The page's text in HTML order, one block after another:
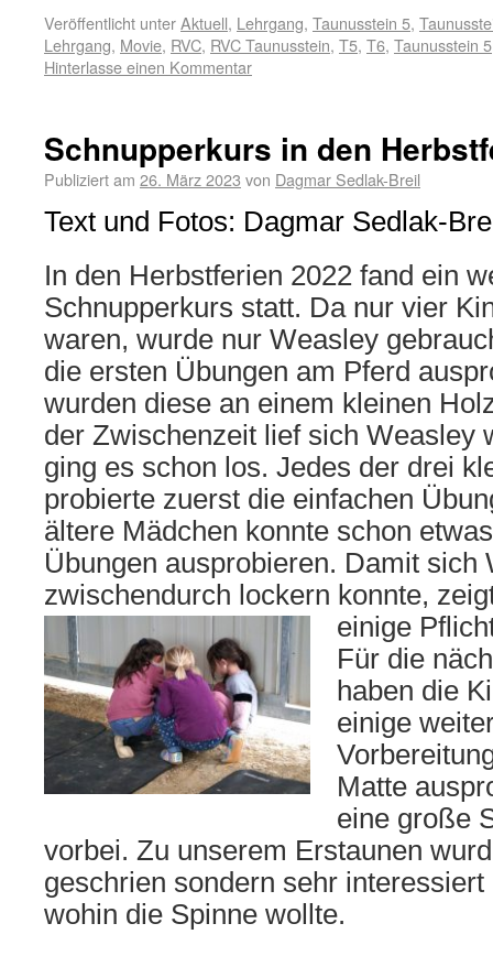
Veröffentlicht unterAktuell, Lehrgang, Taunusstein 5,
Lehrgang, Movie, RVC, RVC Taunusstein, T5, T6, Taunusstein 5
Hinterlasse einen Kommentar
Schnupperkurs in den
Publiziert am 26. März 2023 von Dagmar Sedlak-Breil
Text und Fotos: Dagmar Sedlak-
In den Herbstferien 2022 fand ein
Schnupperkurs statt. Da nur vier
waren, wurde nur Weasley
die ersten Übungen am Pferd
wurden diese an einem kleinen
der Zwischenzeit lief sich Weasley
ging es schon los. Jedes der drei
probierte zuerst die einfachen
ältere Mädchen konnte schon
Übungen ausprobieren. Damit sich
zwischendurch lockern konnte,
einige
Für die
haben die
einige
Matte
eine große
vorbei. Zu unserem Erstaunen
geschrien sondern sehr
wohin die Spinne wollte.